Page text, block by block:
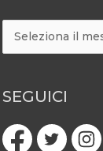
SEGUICI